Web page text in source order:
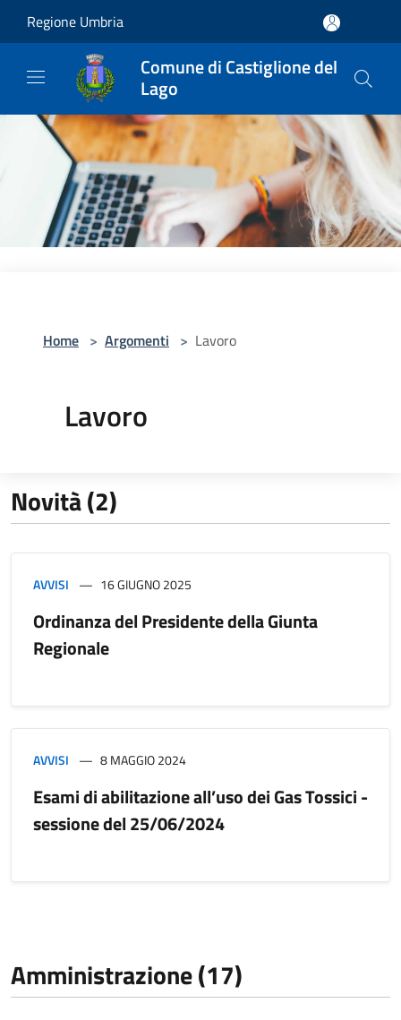
Regione Umbria
Comune di Castiglione del
Lago
Home > Argomenti > Lavoro
Lavoro
Novità (2)
AVVISI 16 GIUGNO 2025
Ordinanza del Presidente della Giunta
Regionale
AVVISI 8 MAGGIO 2024
Esami di abilitazione all’uso dei Gas Tossici -
sessione del 25/06/2024
Amministrazione (17)